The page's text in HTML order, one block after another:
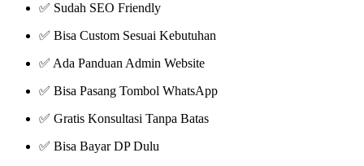
✅ Sudah SEO Friendly
✅ Bisa Custom Sesuai Kebutuhan
✅ Ada Panduan Admin Website
✅ Bisa Pasang Tombol WhatsApp
✅ Gratis Konsultasi Tanpa Batas
✅ Bisa Bayar DP Dulu